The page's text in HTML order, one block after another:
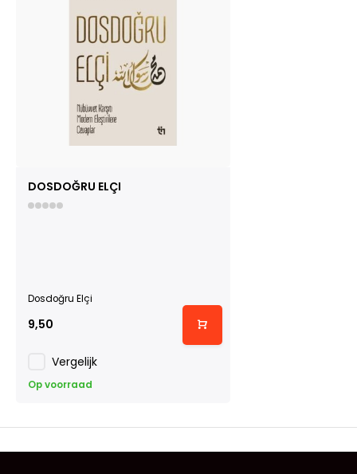
DOSDOĞRU ELÇI
Dosdoğru Elçi
9,50
Vergelijk
Op voorraad